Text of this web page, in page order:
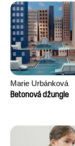
Marie Urbánková
Betonová džungle